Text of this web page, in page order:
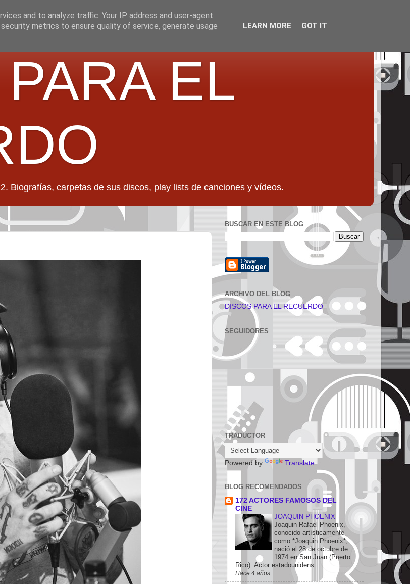
EL
Biografías, carpetas de sus discos, play lists de canciones y vídeos.
BUSCAR EN ESTE BLOG
ARCHIVO DEL BLOG
DISCOS PARA EL RECUERDO
SEGUIDORES
TRADUCTOR
Powered by Translate
BLOG RECOMENDADOS
172 ACTORES FAMOSOS DEL
CINE
JOAQUIN PHOENIX -
Joaquin Rafael Phoenix,
conocido artísticamente
como *Joaquin Phoenix*,
nació el 28 de octubre de
1974 en San Juan (Puerto
Rico). Actor estadounidens...
Hace 4 años
and to analyze traffic. Your IP address and user-agent
metrics to ensure quality of service, generate usage
LEARN MORE GOT IT